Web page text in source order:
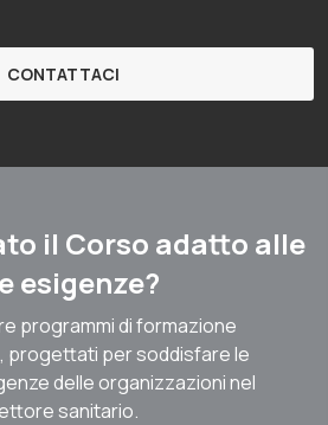
CONTATTACI
il Corso adatto alle
esigenze?
programmi di formazione
progettati per soddisfare le
delle organizzazioni nel
sanitario.